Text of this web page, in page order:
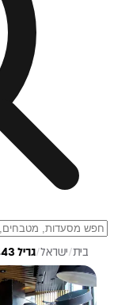
בית/ישראל/גריל 443 מודיעין